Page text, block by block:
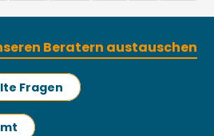
Beratern austauschen
Fragen